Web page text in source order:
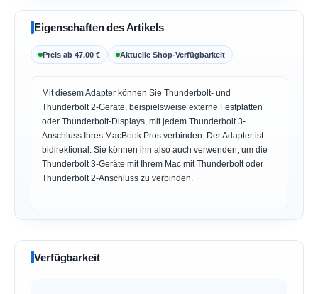
Eigenschaften des Artikels
Preis ab 47,00 € Aktuelle Shop-Verfügbarkeit
Mit diesem Adapter können Sie Thunderbolt- und
Thunderbolt 2-Geräte, beispielsweise externe Festplatten
oder Thunderbolt-Displays, mit jedem Thunderbolt 3-
Anschluss Ihres MacBook Pros verbinden. Der Adapter ist
bidirektional. Sie können ihn also auch verwenden, um die
Thunderbolt 3-Geräte mit Ihrem Mac mit Thunderbolt oder
Thunderbolt 2-Anschluss zu verbinden.
Verfügbarkeit